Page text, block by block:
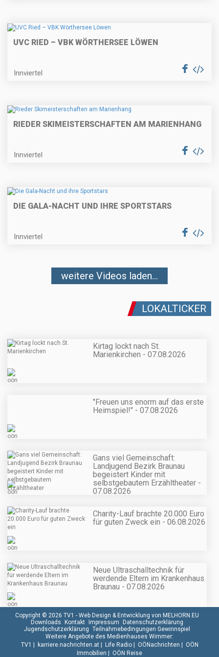
UVC RIED – VBK WÖRTHERSEE LÖWEN
Innviertel
RIEDER SKIMEISTERSCHAFTEN AM MARIENHANG
Innviertel
DIE GALA-NACHT UND IHRE SPORTSTARS
Innviertel
weitere Videos laden...
LOKALTICKER
Kirtag lockt nach St.
Marienkirchen - 07.08.2026
"Freuen uns enorm auf das erste
Heimspiel!" - 07.08.2026
Gans viel Gemeinschaft:
Landjugend Bezirk Braunau
begeistert Kinder mit
selbstgebautem Erzähltheater -
07.08.2026
Charity-Lauf brachte 20.000 Euro
für guten Zweck ein - 06.08.2026
Neue Ultraschalltechnik für
werdende Eltern im Krankenhaus
Braunau - 07.08.2026
Copyright © 2026 TV1 - Web Design & Entwicklung von MELHORN.EU
Downloads Kontakt Impressum Datenschutzerklärung
Jugendschutzerklärung Teilnahmebedingungen Gewinnspiel
Weitere Angebote des Medienhauses Wimmer:
TV1 | karriere.nachrichten.at| Life Radio| OÖNachrichten | OÖN
Immobilien | OÖN Reise